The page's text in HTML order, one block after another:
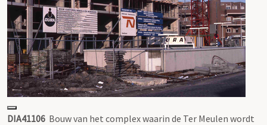
DIA41106 Bouw van het complex waarin de Ter Meulen wordt